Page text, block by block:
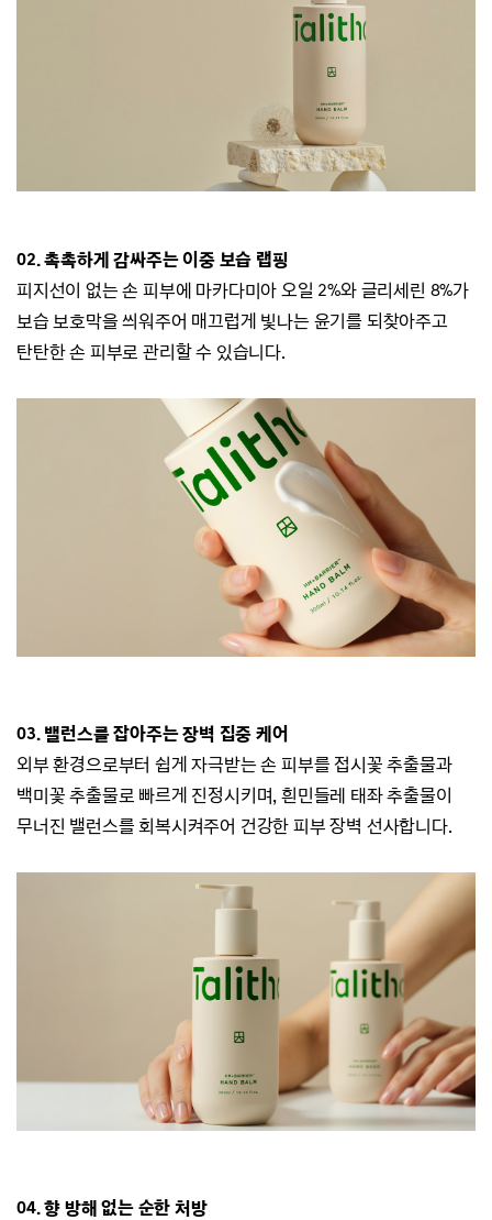
02. 촉촉하게 감싸주는 이중 보습 랩핑
피지선이 없는 손 피부에 마카다미아 오일 2%와 글리세린 8%가
보습 보호막을씌워주어 매끄럽게 빛나는 윤기를 되찾아주고
탄탄한 손 피부로 관리할 수 있습니다.
03. 밸런스를 잡아주는 장벽 집중 케어
외부 환경으로부터 쉽게 자극받는 손 피부를 접시꽃추출물과
백미꽃추출물로 빠르게 진정시키며,흰민들레 태좌 추출물이
무너진 밸런스를 회복시켜주어 건강한 피부 장벽 선사합니다.
04. 향 방해 없는 순한 처방